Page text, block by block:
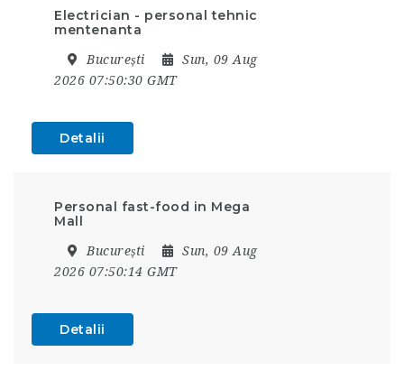
Electrician - personal tehnic
mentenanta
București
Sun, 09 Aug
2026 07:50:30 GMT
Detalii
Personal fast-food in Mega
Mall
București
Sun, 09 Aug
2026 07:50:14 GMT
Detalii